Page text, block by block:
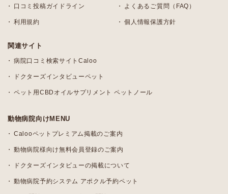
口コミ投稿ガイドライン よくあるご質問（FAQ）
利用規約 個人情報保護方針
関連サイト
病院口コミ検索サイトCaloo
ドクターズインタビューペット
ペット用CBDオイルサプリメント ペットノール
動物病院向けMENU
Calooペットプレミアム掲載のご案内
動物病院様向け無料会員登録のご案内
ドクターズインタビューの掲載について
動物病院予約システム アポクル予約ペット